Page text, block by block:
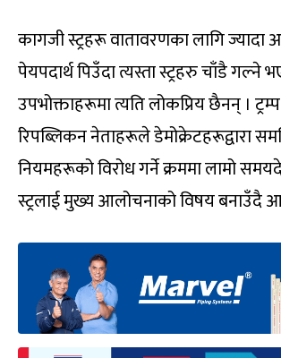
कागजी स्ट्रहरू वातावरणका लागि ज्यादा
पेयपदार्थ पिउँदा त्यस्ता स्ट्रहरु चाँडै गल्ने
उपभोक्ताहरूमा त्यति लोकप्रिय छैनन् ।
रिपब्लिकन नेताहरूले डेमोक्रेटहरूद्वारा
नियमहरूको विरोध गर्ने क्रममा लामो
स्ट्रलाई मुख्य आलोचनाको विषय बनाउँदै